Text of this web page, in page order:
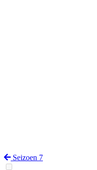
Seizoen 7